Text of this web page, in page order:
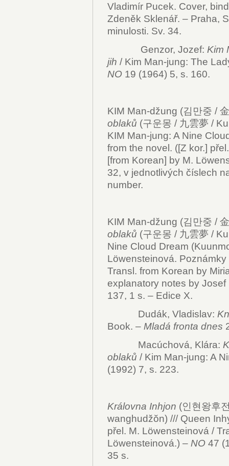
Vladimír Pucek. Cover,
Zdeněk Sklenář. – Praha,
minulosti. Sv. 34.
Genzor, Jozef: Kim
jih / Kim Man-jung: The
NO 19 (1964) 5, s. 160.
KIM Man-džung (김만중 /
oblaků (구운몽 / 九雲夢 /
KIM Man-jung: A Nine
from the novel. ([Z kor.]
[from Korean] by M.
32, v jednotlivých číslech
number.
KIM Man-džung (김만중 /
oblaků (구운몽 / 九雲夢 /
Nine Cloud Dream
Löwensteinová.
Transl. from Korean by
explanatory notes by
137, 1 s. – Edice X.
Dudák, Vladislav:
Book. – Mladá fronta dnes
Macúchová, Klára:
oblaků / Kim Man-jung: A
(1992) 7, s. 223.
Královna Inhjon (인현왕후
wanghudžŏn) /// Queen
přel. M. Löwensteinová /
Löwensteinová.) – NO 47
35 s.